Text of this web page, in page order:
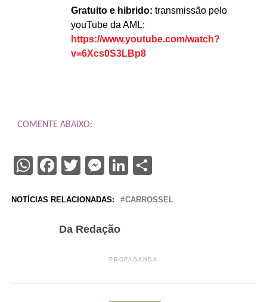
Gratuito e hibrido: transmissão pelo
youTube da AML:
https://www.youtube.com/watch?
v=6Xcs0S3LBp8
COMENTE ABAIXO:
WhatsApp
Facebook
Twitter
Messenger
LinkedIn
Share
NOTÍCIAS RELACIONADAS: CARROSSEL
Da Redação
PROPAGANDA